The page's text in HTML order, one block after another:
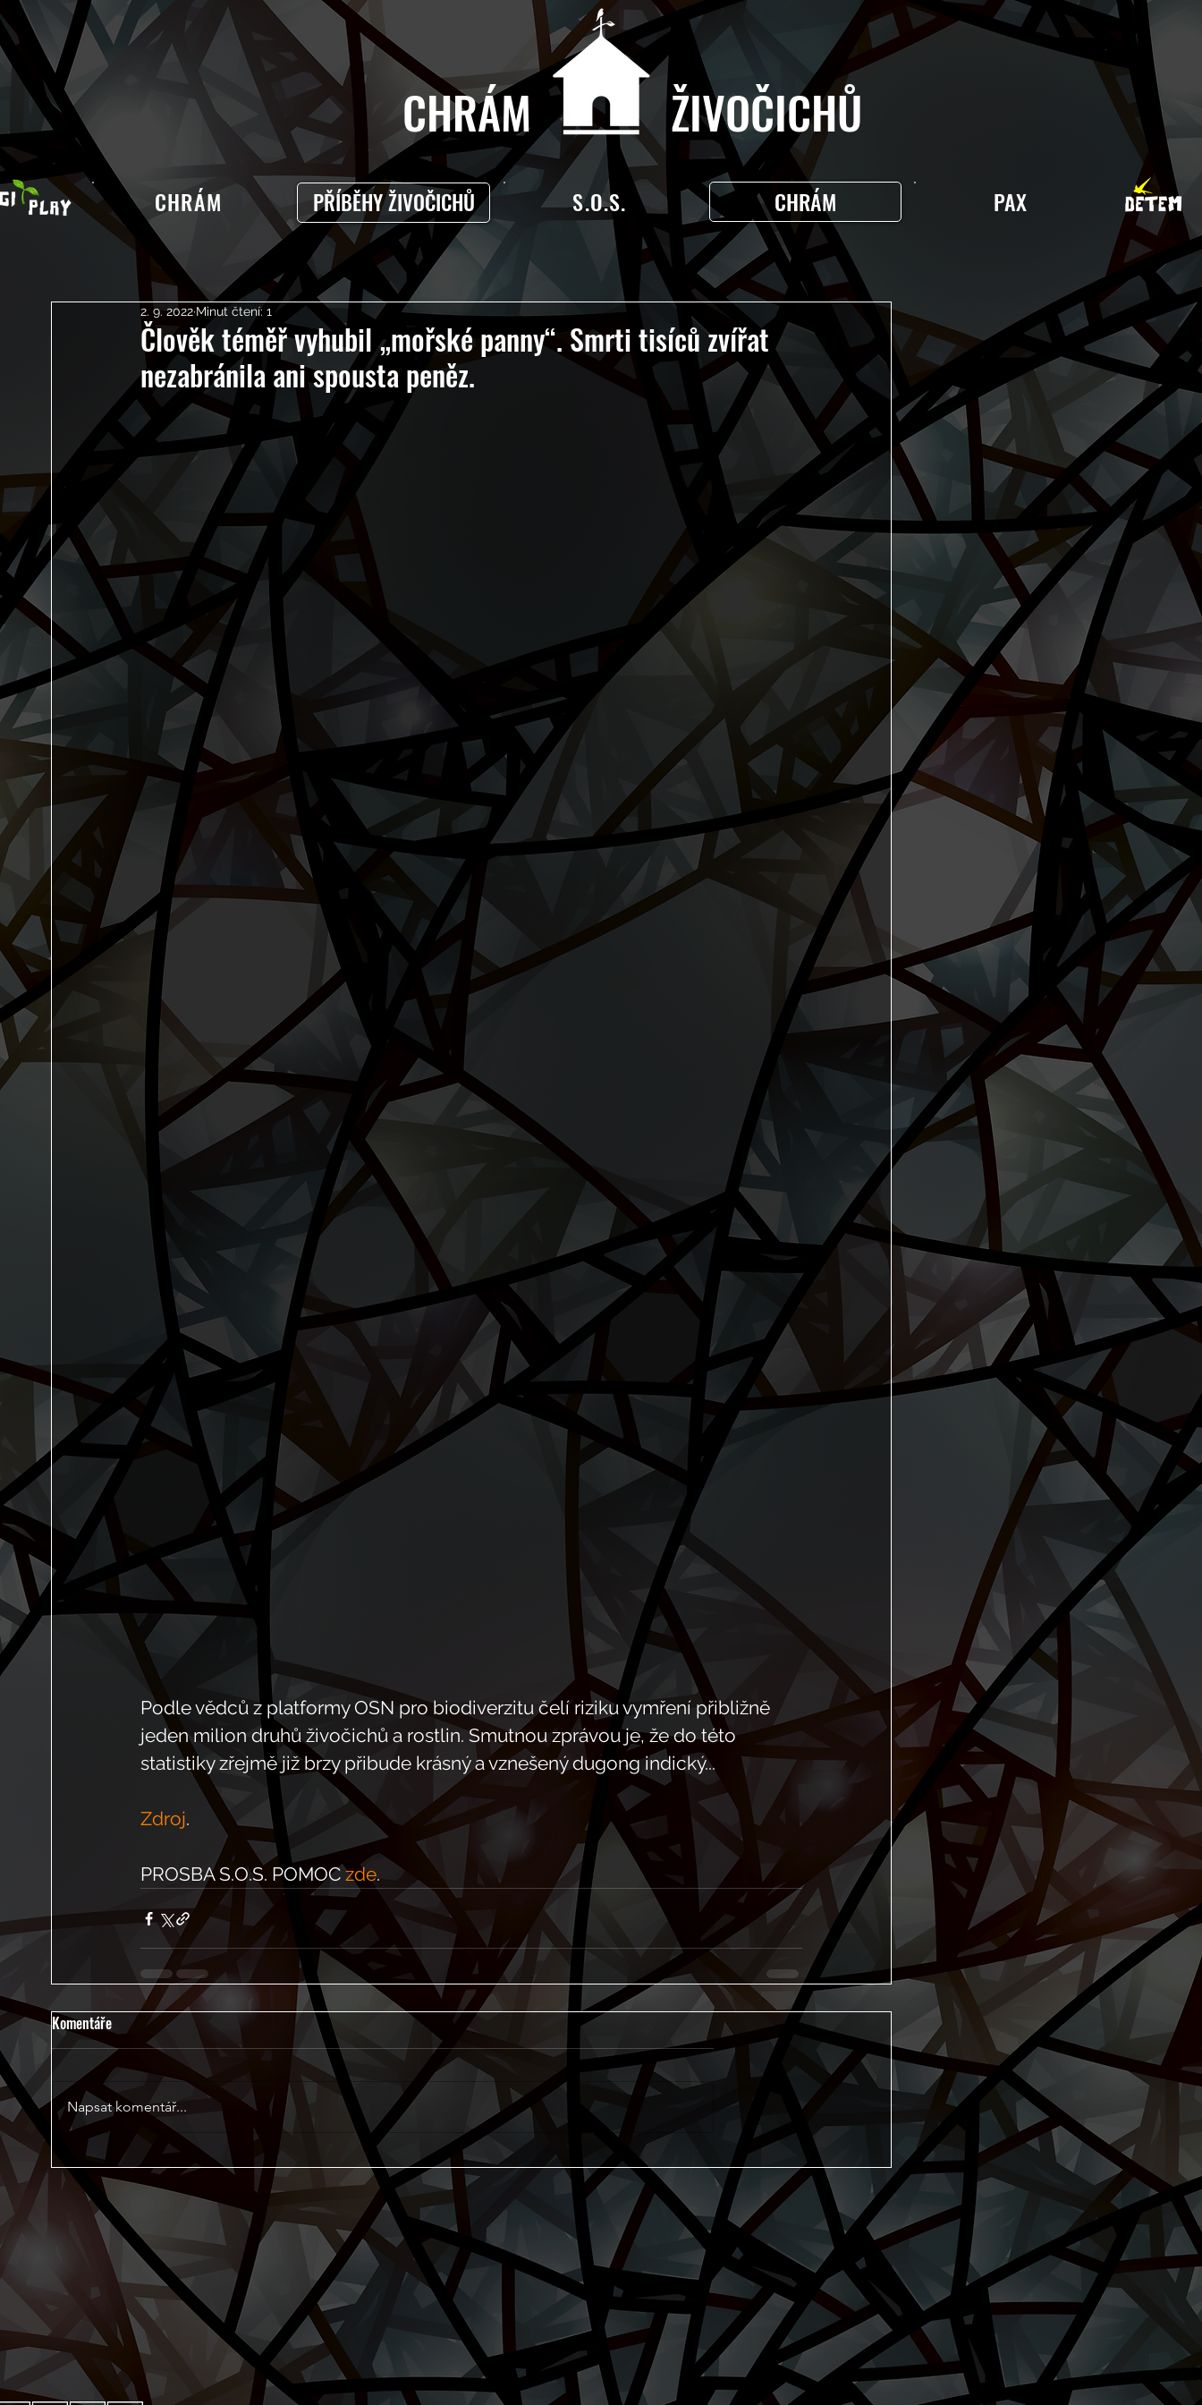
CHRÁM ŽIVOČICHŮ
CHRÁM PŘÍBĚHY ŽIVOČICHŮ S.O.S. CHRÁM PAX
Člověk téměř vyhubil „mořské panny“. Smrti tisíců zvířat
nezabránila ani spousta peněz.
2. 9. 2022 Minut čtení: 1
Podle vědců z platformy OSN pro biodiverzitu čelí riziku vymření přibližně
jeden milion druhů živočichů a rostlin. Smutnou zprávou je, že do této
statistiky zřejmě již brzy přibude krásný a vznešený dugong indický...
Zdroj.
PROSBA S.O.S. POMOC zde.
Komentáře
Napsat komentář...